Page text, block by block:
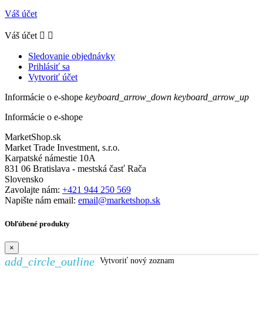
Váš účet
Váš účet  
Sledovanie objednávky
Prihlásiť sa
Vytvoriť účet
Informácie o e-shope keyboard_arrow_down keyboard_arrow_up
Informácie o e-shope
MarketShop.sk
Market Trade Investment, s.r.o.
Karpatské námestie 10A
831 06 Bratislava - mestská časť Rača
Slovensko
Zavolajte nám: +421 944 250 569
Napište nám email: email@marketshop.sk
Obľúbené produkty
×
add_circle_outline Vytvoriť nový zoznam